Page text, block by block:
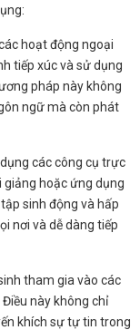
hoạt động ngoại
tiếp xúc và sử dụng
pháp này không
ngữ mà còn phát
dụng các công cụ trực
hoặc ứng dụng
sinh động và hấp
nơi và dễ dàng tiếp
tham gia vào các
này không chỉ
khích sự tự tin trong